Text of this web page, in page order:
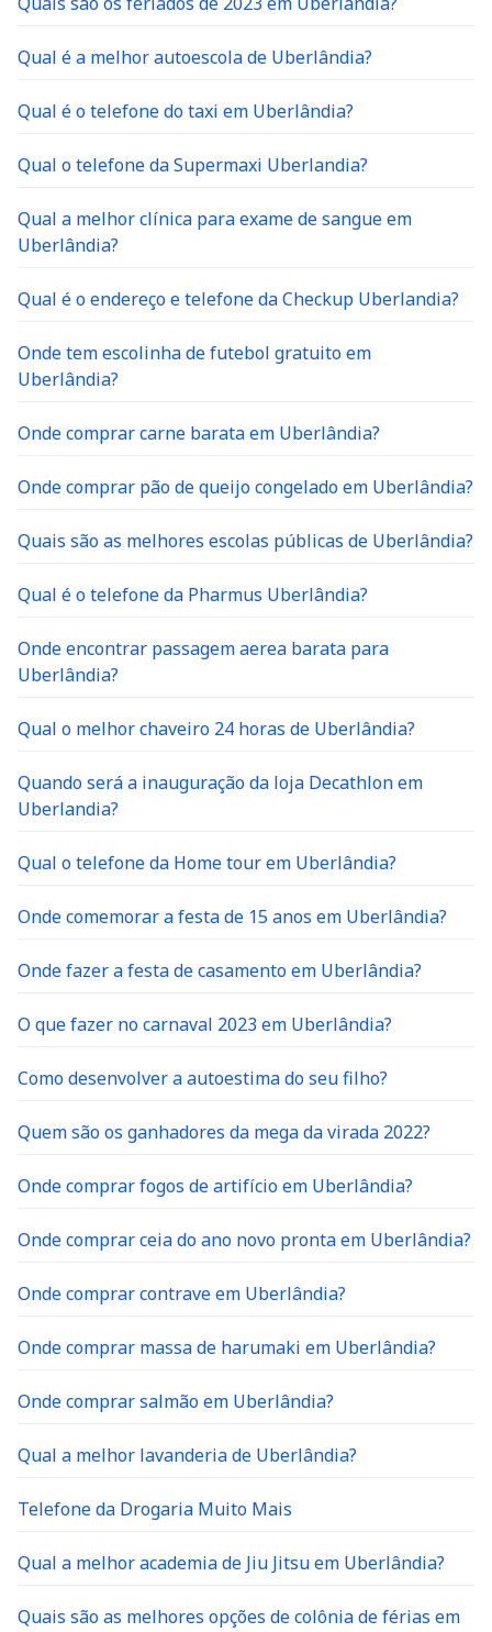
Qual é a melhor autoescola de Uberlândia?
Qual é o telefone do taxi em Uberlândia?
Qual o telefone da Supermaxi Uberlandia?
Qual a melhor clínica para exame de sangue em
Uberlândia?
Qual é o endereço e telefone da Checkup Uberlandia?
Onde tem escolinha de futebol gratuito em
Uberlândia?
Onde comprar carne barata em Uberlândia?
Onde comprar pão de queijo congelado em Uberlândia?
Quais são as melhores escolas públicas de Uberlândia?
Qual é o telefone da Pharmus Uberlândia?
Onde encontrar passagem aerea barata para
Uberlândia?
Qual o melhor chaveiro 24 horas de Uberlândia?
Quando será a inauguração da loja Decathlon em
Uberlandia?
Qual o telefone da Home tour em Uberlândia?
Onde comemorar a festa de 15 anos em Uberlândia?
Onde fazer a festa de casamento em Uberlândia?
O que fazer no carnaval 2023 em Uberlândia?
Como desenvolver a autoestima do seu filho?
Quem são os ganhadores da mega da virada 2022?
Onde comprar fogos de artifício em Uberlândia?
Onde comprar ceia do ano novo pronta em Uberlândia?
Onde comprar contrave em Uberlândia?
Onde comprar massa de harumaki em Uberlândia?
Onde comprar salmão em Uberlândia?
Qual a melhor lavanderia de Uberlândia?
Telefone da Drogaria Muito Mais
Qual a melhor academia de Jiu Jitsu em Uberlândia?
Quais são as melhores opções de colônia de férias em